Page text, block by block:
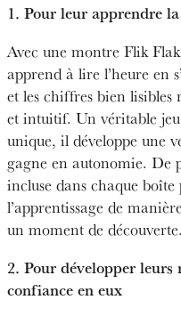
1. Pour leur apprendre
Avec une montre Flik
apprend à lire l’heure en
et les chiffres bien lisibles
et intuitif. Un véritable
unique, il développe une
gagne en autonomie. De
incluse dans chaque
l’apprentissage de
un moment de découverte.
2. Pour développer
confiance en eux